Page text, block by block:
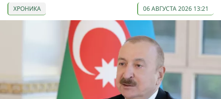
ХРОНИКА 06 АВГУСТА 2026 13:21